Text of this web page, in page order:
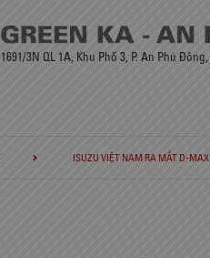
1691/3N QL 1A, Khu Phố 3, P. An Phú Đông,
ISUZU VIỆT NAM RA MẮT D-